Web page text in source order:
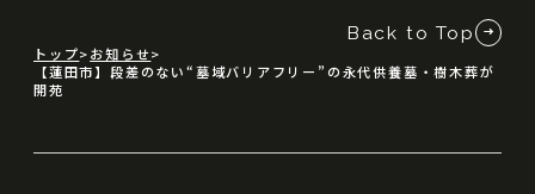
トップ
お知らせ
【蓮田市】段差のない“墓域バリアフリー”の永代供養墓・樹木葬が
開苑
Back to Top